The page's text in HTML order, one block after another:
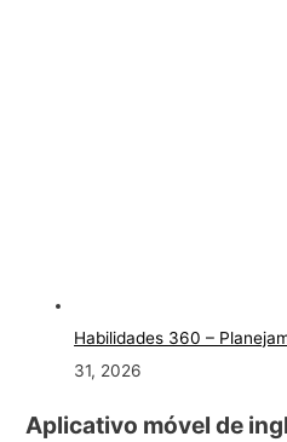
Habilidades 360 –
31, 2026
Aplicativo móvel de